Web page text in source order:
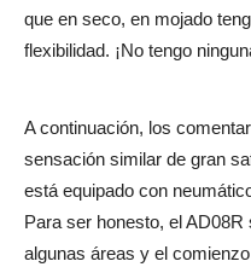
que en seco, en mojado
flexibilidad. ¡No tengo
A continuación, los
sensación similar de gran
está equipado con
Para ser honesto, el
algunas áreas y el